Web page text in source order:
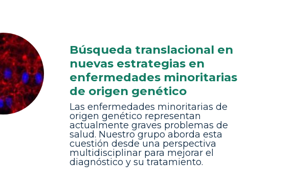
Búsqueda translacional en
nuevas estrategias en
enfermedades minoritarias
de origen genético
Las enfermedades minoritarias de
origen genético representan
actualmente graves problemas de
salud. Nuestro grupo aborda esta
cuestión desde una perspectiva
multidisciplinar para mejorar el
diagnóstico y su tratamiento.